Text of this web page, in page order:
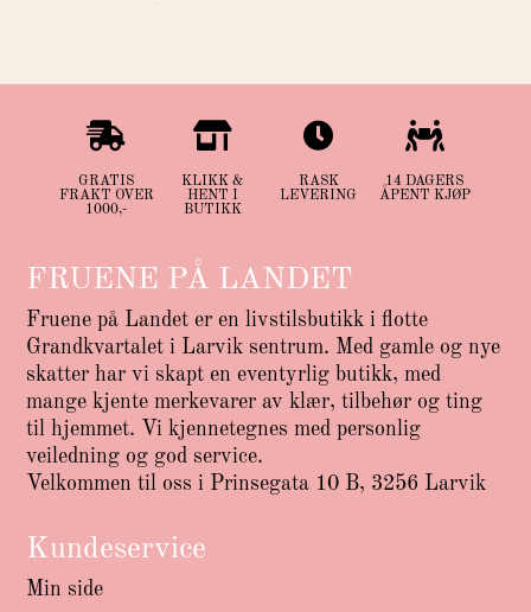

GRATIS
FRAKT OVER
1000,-

KLIKK &
HENT I
BUTIKK

RASK
LEVERING

14 DAGERS
ÅPENT KJØP
FRUENE PÅ LANDET
Fruene på Landet er en livstilsbutikk i flotte
Grandkvartalet i Larvik sentrum. Med gamle og nye
skatter har vi skapt en eventyrlig butikk, med
mange kjente merkevarer av klær, tilbehør og ting
til hjemmet. Vi kjennetegnes med personlig
veiledning og god service.
Velkommen til oss i Prinsegata 10 B, 3256 Larvik
Kundeservice
Min side